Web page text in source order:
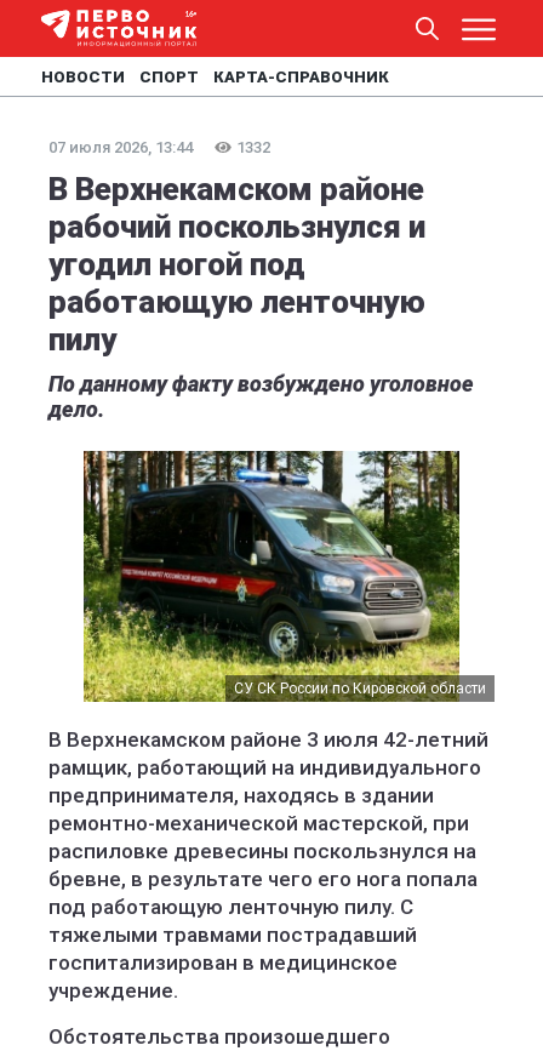
НОВОСТИ СПОРТ КАРТА-СПРАВОЧНИК
07 июля 2026, 13:44 1332
В Верхнекамском районе
рабочий поскользнулся и
угодил ногой под
работающую ленточную
пилу
По данному факту возбуждено уголовное
дело.
СУ СК России по Кировской области
В Верхнекамском районе 3 июля 42-летний
рамщик, работающий на индивидуального
предпринимателя, находясь в здании
ремонтно-механической мастерской, при
распиловке древесины поскользнулся на
бревне, в результате чего его нога попала
под работающую ленточную пилу. С
тяжелыми травмами пострадавший
госпитализирован в медицинское
учреждение.
Обстоятельства произошедшего